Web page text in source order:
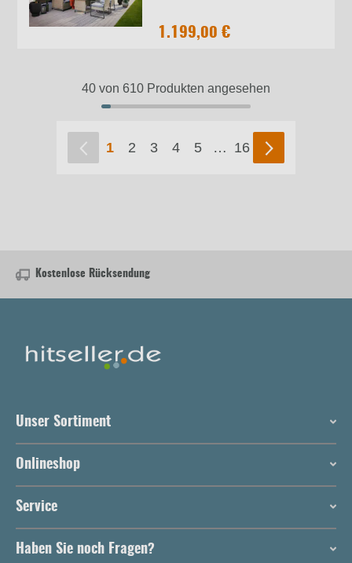
1.199,00 €
40 von 610 Produkten angesehen
1 2 3 4 5 … 16
Kostenlose Rücksendung
Unser Sortiment
Onlineshop
Service
Haben Sie noch Fragen?